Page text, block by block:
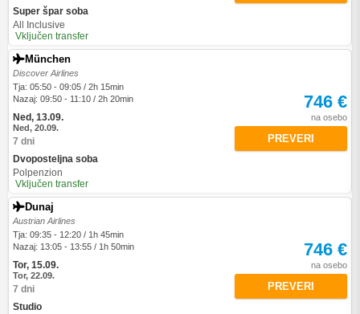
Super špar soba
All Inclusive
Vključen transfer
München
Discover Airlines
Tja: 05:50 - 09:05 / 2h 15min
Nazaj: 09:50 - 11:10 / 2h 20min
Ned, 13.09.
Ned, 20.09.
7 dni
Dvoposteljna soba
Polpenzion
Vključen transfer
746 €
na osebo
PREVERI
Dunaj
Austrian Airlines
Tja: 09:35 - 12:20 / 1h 45min
Nazaj: 13:05 - 13:55 / 1h 50min
Tor, 15.09.
Tor, 22.09.
7 dni
Studio
746 €
na osebo
PREVERI